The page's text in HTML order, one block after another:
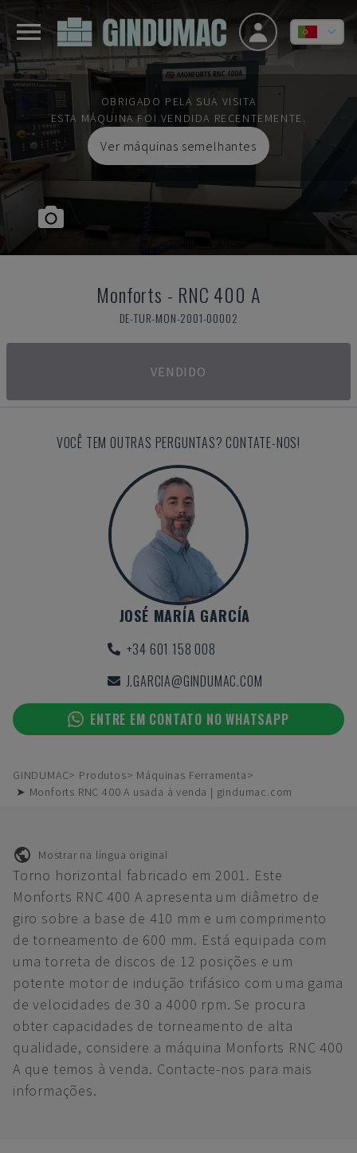
OBRIGADO PELA SUA VISITA
ESTA MÁQUINA FOI VENDIDA RECENTEMENTE.
Ver máquinas semelhantes
Monforts - RNC 400 A
DE-TUR-MON-2001-00002
VENDIDO
VOCÊ TEM OUTRAS PERGUNTAS? CONTATE-NOS!
JOSÉ MARÍA GARCÍA
+34 601 158 008
J.GARCIA@GINDUMAC.COM
ENTRE EM CONTATO NO WHATSAPP
GINDUMAC Produtos
Máquinas Ferramenta
➤ Monforts RNC 400 A usada à venda | gindumac.com
Mostrar na língua original
Torno horizontal fabricado em 2001. Este
Monforts RNC 400 A apresenta um diâmetro de
giro sobre a base de 410 mm e um comprimento
de torneamento de 600 mm. Está equipada com
uma torreta de discos de 12 posições e um
potente motor de indução trifásico com uma gama
de velocidades de 30 a 4000 rpm. Se procura
obter capacidades de torneamento de alta
qualidade, considere a máquina Monforts RNC 400
A que temos à venda. Contacte-nos para mais
informações.